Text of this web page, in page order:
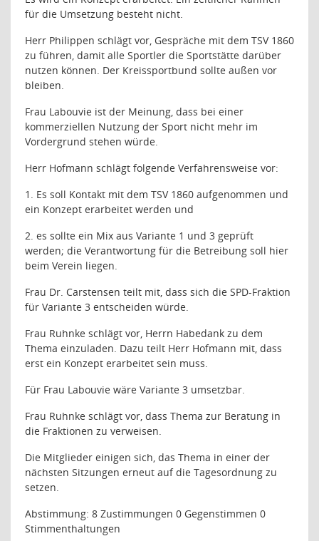
für die Umsetzung besteht nicht.
Herr Philippen schlägt vor, Gespräche mit dem TSV 1860
zu führen, damit alle Sportler die Sportstätte darüber
nutzen können. Der Kreissportbund sollte außen vor
bleiben.
Frau Labouvie ist der Meinung, dass bei einer
kommerziellen Nutzung der Sport nicht mehr im
Vordergrund stehen würde.
Herr Hofmann schlägt folgende Verfahrensweise vor:
1. Es soll Kontakt mit dem TSV 1860 aufgenommen und
ein Konzept erarbeitet werden und
2. es sollte ein Mix aus Variante 1 und 3 geprüft
werden; die Verantwortung für die Betreibung soll hier
beim Verein liegen.
Frau Dr. Carstensen teilt mit, dass sich die SPD-Fraktion
für Variante 3 entscheiden würde.
Frau Ruhnke schlägt vor, Herrn Habedank zu dem
Thema einzuladen. Dazu teilt Herr Hofmann mit, dass
erst ein Konzept erarbeitet sein muss.
Für Frau Labouvie wäre Variante 3 umsetzbar.
Frau Ruhnke schlägt vor, dass Thema zur Beratung in
die Fraktionen zu verweisen.
Die Mitglieder einigen sich, das Thema in einer der
nächsten Sitzungen erneut auf die Tagesordnung zu
setzen.
Abstimmung: 8 Zustimmungen 0 Gegenstimmen 0
Stimmenthaltungen